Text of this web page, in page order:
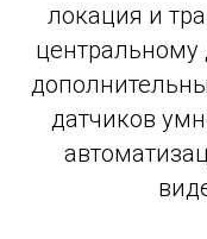
локация и
центральному
датчиков